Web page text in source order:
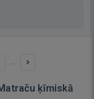
...
ķīmiskā